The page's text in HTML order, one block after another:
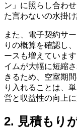
ン」に照らし合わ
た言わないの水掛
また、電子契約サ
りの概算を確認し
ースも増えていま
イムが大幅に短縮
きるため、空室期
り入れることは、
営と収益性の向上
2. 見積もり